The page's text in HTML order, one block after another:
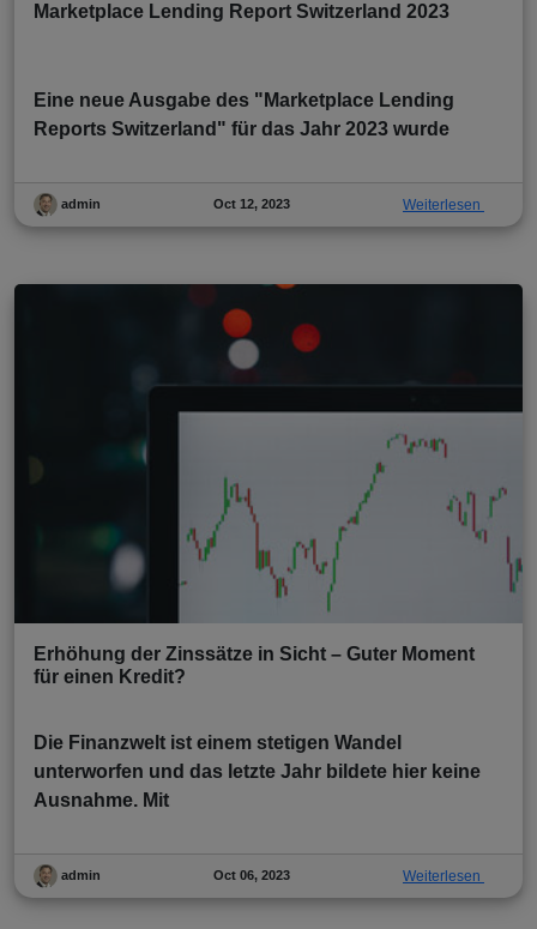
Marketplace Lending Report Switzerland 2023
Eine neue Ausgabe des "Marketplace Lending
Reports Switzerland" für das Jahr 2023 wurde
admin Oct 12, 2023 Weiterlesen
Erhöhung der Zinssätze in Sicht – Guter Moment
für einen Kredit?
Die Finanzwelt ist einem stetigen Wandel
unterworfen und das letzte Jahr bildete hier keine
Ausnahme. Mit
admin Oct 06, 2023 Weiterlesen